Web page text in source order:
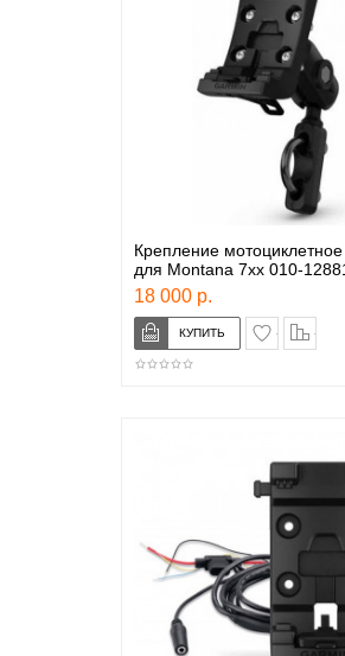
Крепление
для Montana 7xx 010-
18 000 р.
в закладки